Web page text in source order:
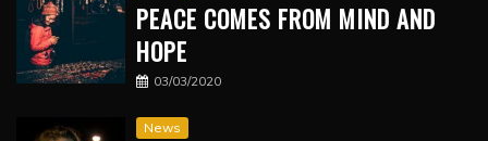
PEACE COMES FROM MIND AND
HOPE
03/03/2020
News